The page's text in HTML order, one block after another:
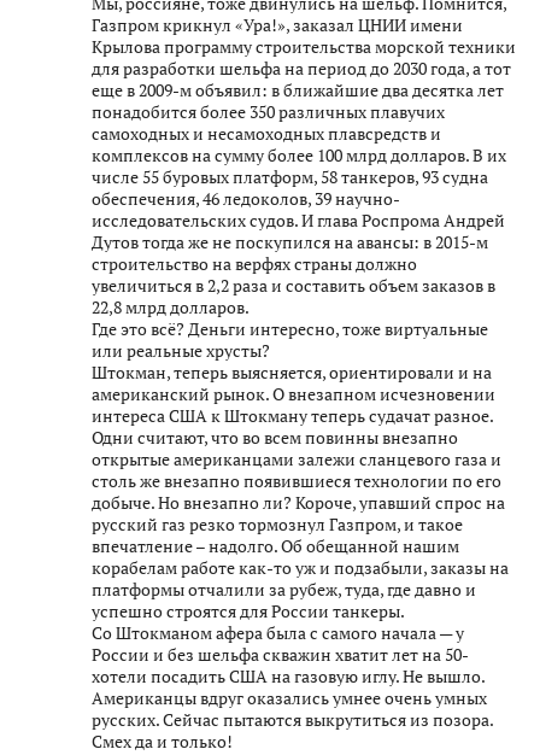
Газпром крикнул «Ура!», заказал ЦНИИ имени
Крылова программу строительства морской техники
для разработки шельфа на период до 2030 года, а тот
еще в 2009-м объявил: в ближайшие два десятка лет
понадобится более 350 различных плавучих
самоходных и несамоходных плавсредств и
комплексов на сумму более 100 млрд долларов. В их
числе 55 буровых платформ, 58 танкеров, 93 судна
обеспечения, 46 ледоколов, 39 научно-
исследовательских судов. И глава Роспрома Андрей
Дутов тогда же не поскупился на авансы: в 2015-м
строительство на верфях страны должно
увеличиться в 2,2 раза и составить объем заказов в
22,8 млрд долларов.
Где это всё? Деньги интересно, тоже виртуальные
или реальные хрусты?
Штокман, теперь выясняется, ориентировали и на
американский рынок. О внезапном исчезновении
интереса США к Штокману теперь судачат разное.
Одни считают, что во всем повинны внезапно
открытые американцами залежи сланцевого газа и
столь же внезапно появившиеся технологии по его
добыче. Но внезапно ли? Короче, упавший спрос на
русский газ резко тормознул Газпром, и такое
впечатление – надолго. Об обещанной нашим
корабелам работе как-то уж и подзабыли, заказы на
платформы отчалили за рубеж, туда, где давно и
успешно строятся для России танкеры.
Со Штокманом афера была с самого начала — у
России и без шельфа скважин хватит лет на 50-
хотели посадить США на газовую иглу. Не вышло.
Американцы вдруг оказались умнее очень умных
русских. Сейчас пытаются выкрутиться из позора.
Смех да и только!